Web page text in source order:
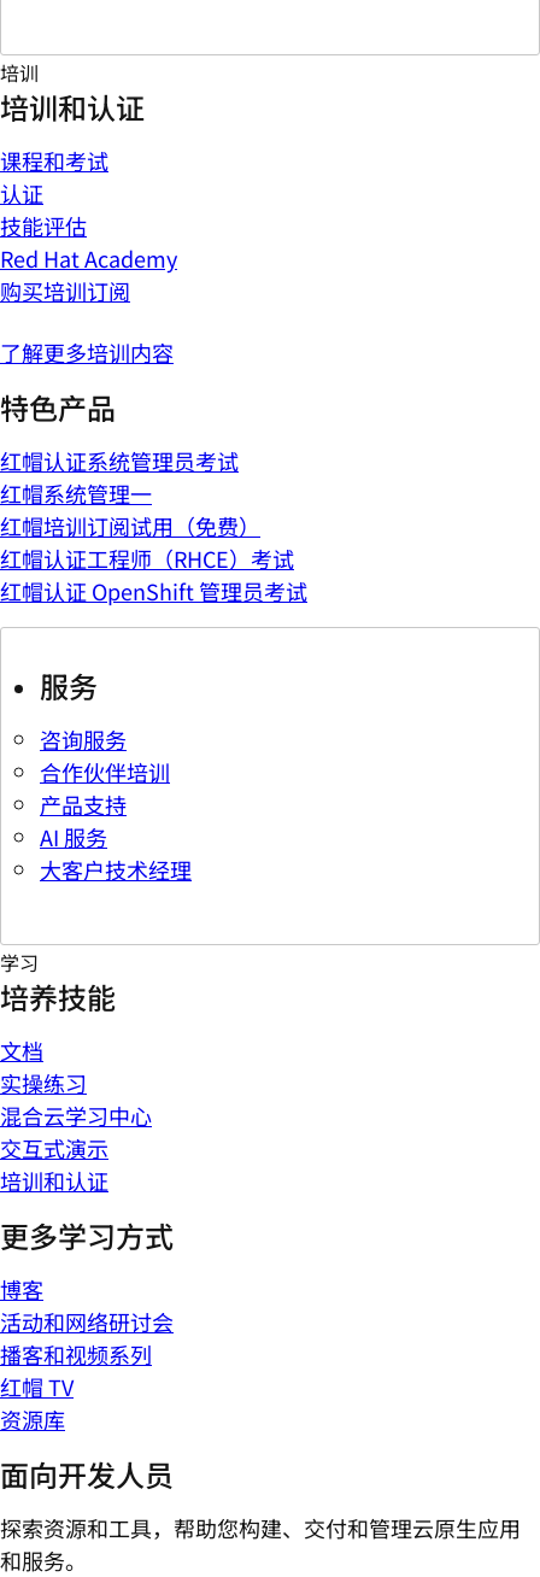
培训
培训和认证
课程和考试
认证
技能评估
Red Hat Academy
购买培训订阅
了解更多培训内容
特色产品
红帽认证系统管理员考试
红帽系统管理一
红帽培训订阅试用（免费）
红帽认证工程师（RHCE）考试
红帽认证 OpenShift 管理员考试
服务
咨询服务
合作伙伴培训
产品支持
AI 服务
大客户技术经理
学习
培养技能
文档
实操练习
混合云学习中心
交互式演示
培训和认证
更多学习方式
博客
活动和网络研讨会
播客和视频系列
红帽 TV
资源库
面向开发人员
探索资源和工具，帮助您构建、交付和管理云原生应用
和服务。